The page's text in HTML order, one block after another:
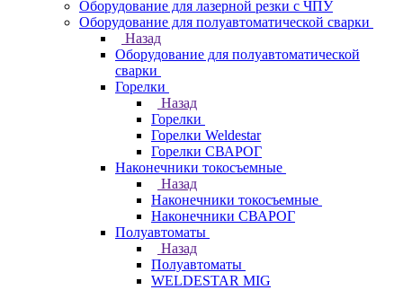
Оборудование для лазерной резки с ЧПУ
Оборудование для полуавтоматической сварки
Назад
Оборудование для полуавтоматической
сварки
Горелки
Назад
Горелки
Горелки Weldestar
Горелки СВАРОГ
Наконечники токосъемные
Назад
Наконечники токосъемные
Наконечники СВАРОГ
Полуавтоматы
Назад
Полуавтоматы
WELDESTAR MIG